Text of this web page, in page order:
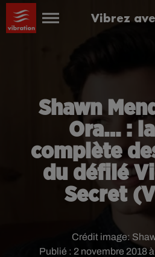
Vibrez
Shawn
Ora… :
complète
du défilé
Secret
Publié : 2 novembre 2018
Crédit image: